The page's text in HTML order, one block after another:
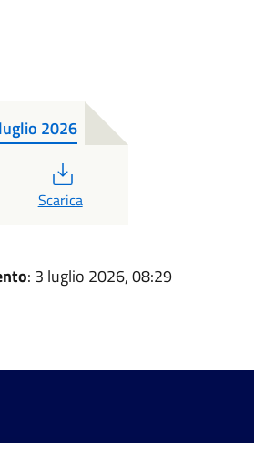
2026
Scarica
: 3 luglio 2026, 08:29